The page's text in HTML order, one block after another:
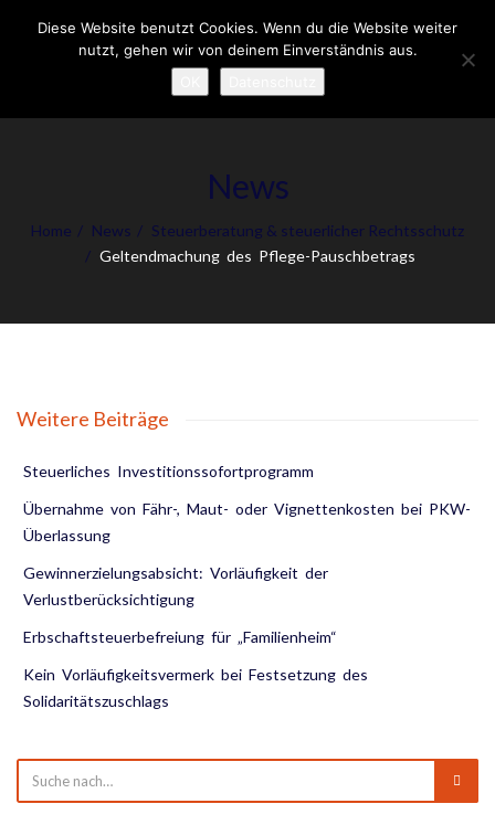
News
Home News
Steuerberatung & steuerlicher Rechtsschutz
Geltendmachung des Pflege-Pauschbetrags
Weitere Beiträge
Steuerliches Investitionssofortprogramm
Übernahme von Fähr-, Maut- oder Vignettenkosten bei PKW-
Überlassung
Gewinnerzielungsabsicht: Vorläufigkeit der
Verlustberücksichtigung
Erbschaftsteuerbefreiung für „Familienheim“
Kein Vorläufigkeitsvermerk bei Festsetzung des
Solidaritätszuschlags
Diese Website benutzt Cookies. Wenn du die Website weiter
nutzt, gehen wir von deinem Einverständnis aus.